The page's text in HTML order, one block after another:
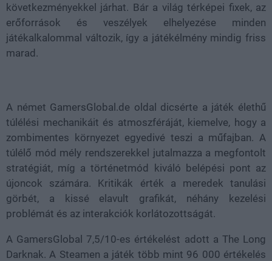
következményekkel járhat. Bár a világ térképei fixek, az
erőforrások és veszélyek elhelyezése minden
játékalkalommal változik, így a játékélmény mindig friss
marad.
A német GamersGlobal.de oldal dicsérte a játék élethű
túlélési mechanikáit és atmoszféráját, kiemelve, hogy a
zombimentes környezet egyedivé teszi a műfajban. A
túlélő mód mély rendszerekkel jutalmazza a megfontolt
stratégiát, míg a történetmód kiváló belépési pont az
újoncok számára. Kritikák érték a meredek tanulási
görbét, a kissé elavult grafikát, néhány kezelési
problémát és az interakciók korlátozottságát.
A GamersGlobal 7,5/10-es értékelést adott a The Long
Darknak. A Steamen a játék több mint 96 000 értékelés